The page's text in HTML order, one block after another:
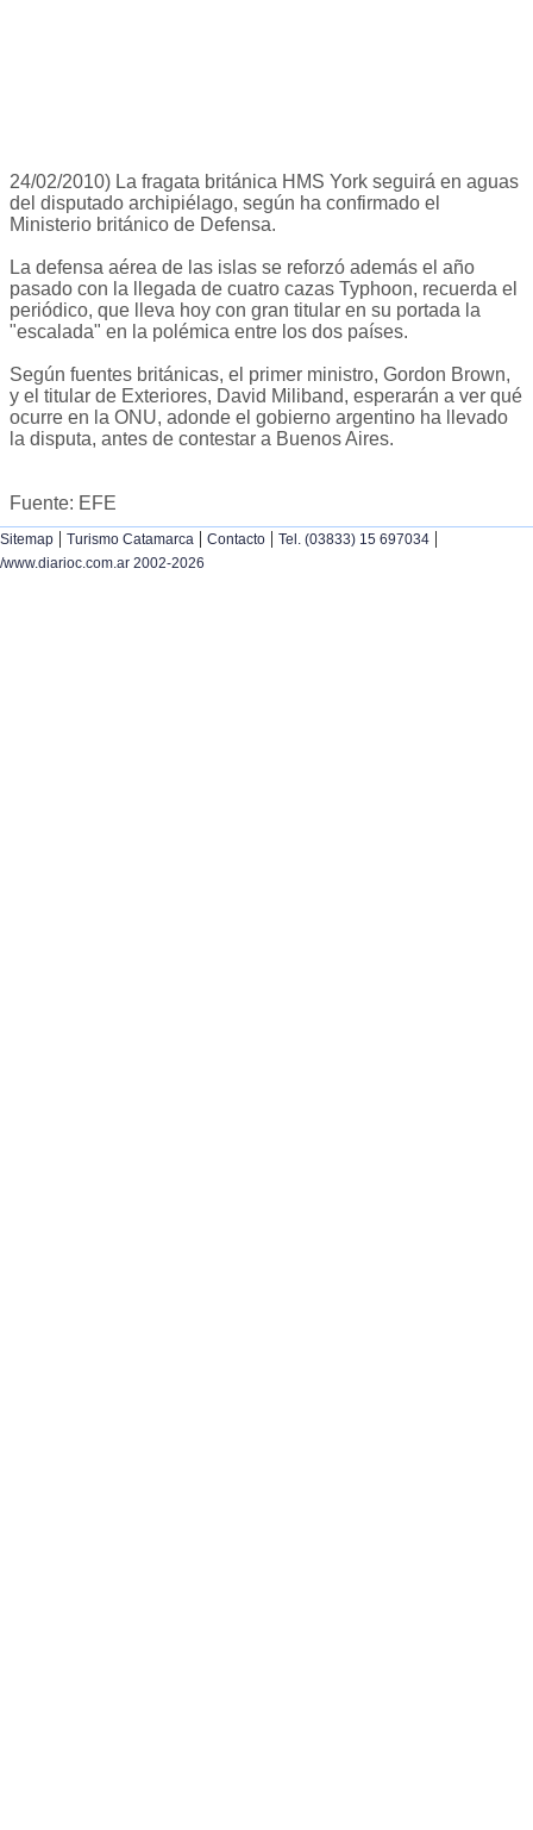
24/02/2010) La fragata británica HMS York seguirá en aguas
del disputado archipiélago, según ha confirmado el
Ministerio británico de Defensa.
La defensa aérea de las islas se reforzó además el año
pasado con la llegada de cuatro cazas Typhoon, recuerda el
periódico, que lleva hoy con gran titular en su portada la
"escalada" en la polémica entre los dos países.
Según fuentes británicas, el primer ministro, Gordon Brown,
y el titular de Exteriores, David Miliband, esperarán a ver qué
ocurre en la ONU, adonde el gobierno argentino ha llevado
la disputa, antes de contestar a Buenos Aires.
Fuente: EFE
Sitemap | Turismo Catamarca | Contacto | Tel. (03833) 15 697034 |
/www.diarioc.com.ar 2002-2026